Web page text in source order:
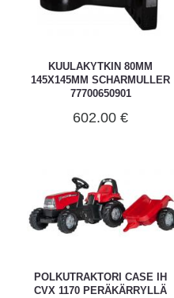
KUULAKYTKIN 80MM
145X145MM SCHARMULLER
77700650901
602.00 €
POLKUTRAKTORI CASE IH
CVX 1170 PERÄKÄRRYLLÄ